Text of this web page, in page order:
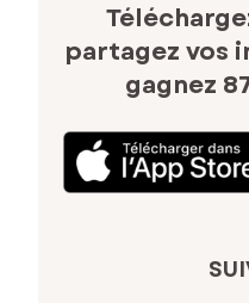
partagez vos
gagnez